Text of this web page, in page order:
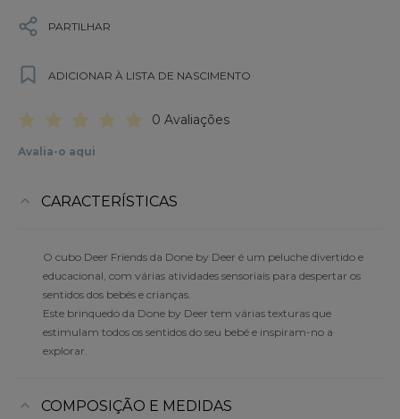
PARTILHAR
ADICIONAR À LISTA DE NASCIMENTO
0 Avaliações
Avalia-o aqui
CARACTERÍSTICAS
O cubo Deer Friends da Done by Deer é um peluche divertido e
educacional, com várias atividades sensoriais para despertar os
sentidos dos bebés e crianças.
Este brinquedo da Done by Deer tem várias texturas que
estimulam todos os sentidos do seu bebé e inspiram-no a
explorar.
COMPOSIÇÃO E MEDIDAS